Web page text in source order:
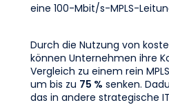
eine 100-Mbit/s-MPLS-
Durch die Nutzung von
können Unternehmen ihre
Vergleich zu einem rein
um bis zu 75 % senken.
das in andere strategische